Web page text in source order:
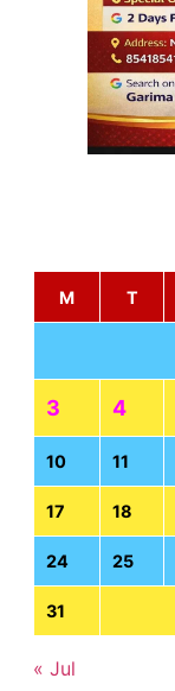
M
T
3 4
10 11
17 18
24 25
31
« Jul